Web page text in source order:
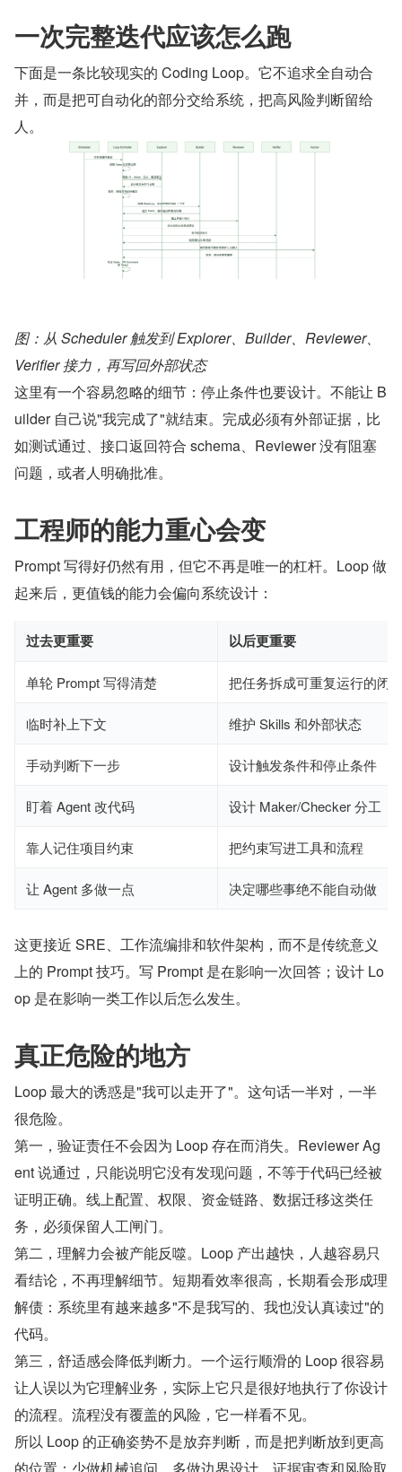
一次完整迭代应该怎么跑
下面是一条比较现实的 Coding Loop。它不追求全自动合
并，而是把可自动化的部分交给系统，把高风险判断留给
人。
图：从 Scheduler 触发到 Explorer、Builder、Reviewer、
Verifier 接力，再写回外部状态
这里有一个容易忽略的细节：停止条件也要设计。不能让 B
uilder 自己说"我完成了"就结束。完成必须有外部证据，比
如测试通过、接口返回符合 schema、Reviewer 没有阻塞
问题，或者人明确批准。
工程师的能力重心会变
Prompt 写得好仍然有用，但它不再是唯一的杠杆。Loop 做
起来后，更值钱的能力会偏向系统设计：
过去更重要 以后更重要
单轮 Prompt 写得清楚 把任务拆成可重复运行的闭
临时补上下文 维护 Skills 和外部状态
手动判断下一步 设计触发条件和停止条件
盯着 Agent 改代码 设计 Maker/Checker 分工
靠人记住项目约束 把约束写进工具和流程
让 Agent 多做一点 决定哪些事绝不能自动做
这更接近 SRE、工作流编排和软件架构，而不是传统意义
上的 Prompt 技巧。写 Prompt 是在影响一次回答；设计 Lo
op 是在影响一类工作以后怎么发生。
真正危险的地方
Loop 最大的诱惑是"我可以走开了"。这句话一半对，一半
很危险。
第一，验证责任不会因为 Loop 存在而消失。Reviewer Ag
ent 说通过，只能说明它没有发现问题，不等于代码已经被
证明正确。线上配置、权限、资金链路、数据迁移这类任
务，必须保留人工闸门。
第二，理解力会被产能反噬。Loop 产出越快，人越容易只
看结论，不再理解细节。短期看效率很高，长期看会形成理
解债：系统里有越来越多"不是我写的、我也没认真读过"的
代码。
第三，舒适感会降低判断力。一个运行顺滑的 Loop 很容易
让人误以为它理解业务，实际上它只是很好地执行了你设计
的流程。流程没有覆盖的风险，它一样看不见。
所以 Loop 的正确姿势不是放弃判断，而是把判断放到更高